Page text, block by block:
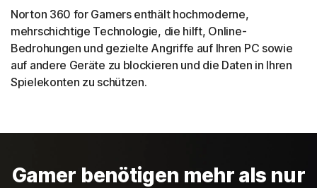
Norton 360 for Gamers enthält hochmoderne,
mehrschichtige Technologie, die hilft, Online-
Bedrohungen und gezielte Angriffe auf Ihren PC sowie
auf andere Geräte zu blockieren und die Daten in Ihren
Spielekonten zu schützen.
Gamer benötigen mehr als nur